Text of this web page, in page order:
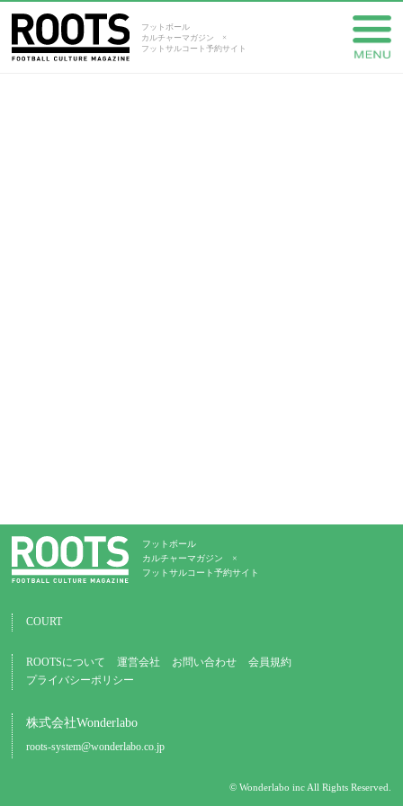
フットボール
カルチャーマガジン ×
フットサルコート予約サイト
フットボール
カルチャーマガジン ×
フットサルコート予約サイト
COURT
ROOTSについて 運営会社 お問い合わせ
会員規約
プライバシーポリシー
株式会社Wonderlabo
roots-system@wonderlabo.co.jp
© Wonderlabo inc All Rights Reserved.